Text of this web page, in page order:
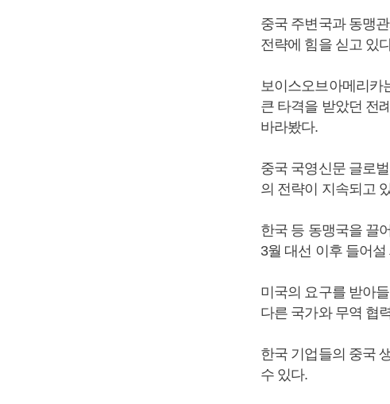
중국 주변국과 동맹
전략에 힘을 싣고 있
보이스오브아메리카
큰 타격을 받았던 전
바라봤다.
중국 국영신문 글로
의 전략이 지속되고
한국 등 동맹국을 끌
3월 대선 이후 들어
미국의 요구를 받아
다른 국가와 무역 협
한국 기업들의 중국
수 있다.